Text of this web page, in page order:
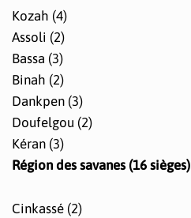
Kozah (4)
Assoli (2)
Bassa (3)
Binah (2)
Dankpen (3)
Doufelgou (2)
Kéran (3)
Région des savanes (16 sièges)
Cinkassé (2)